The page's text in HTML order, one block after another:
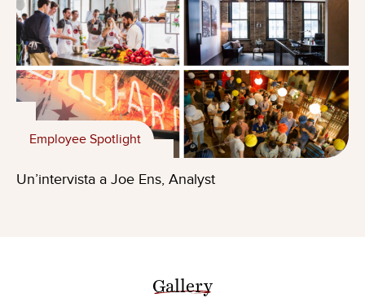
Employee Spotlight
Un’intervista a Joe Ens, Analyst
Gallery